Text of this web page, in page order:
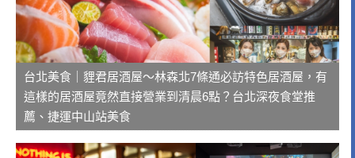
台北美食｜貍君居酒屋～林森北7條通必訪特色居酒屋，有
這樣的居酒屋竟然直接營業到清晨6點？台北深夜食堂推
薦、捷運中山站美食